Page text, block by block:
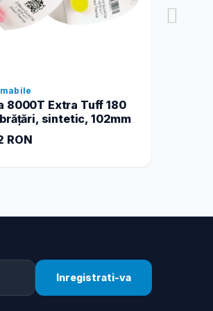
8000T Extra Tuff 180
sintetic, 102mm
RON
Inregistrati-va